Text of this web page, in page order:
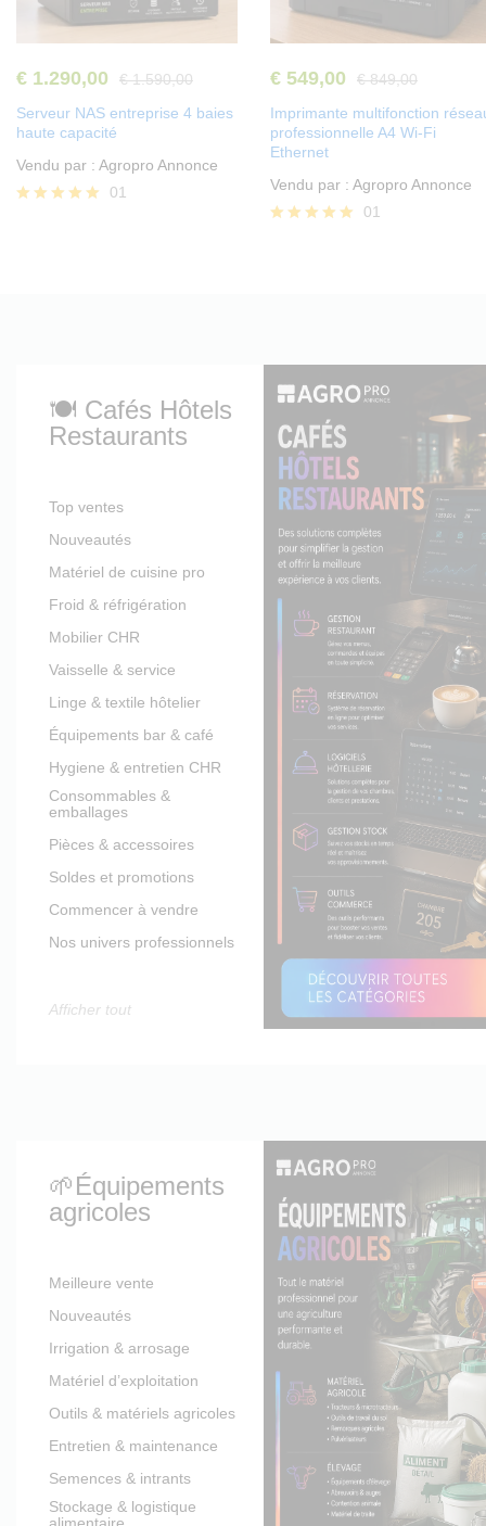
€ 1.290,00 €1.590,00
Serveur NAS entreprise 4 baies
haute capacité
Vendu par : Agropro Annonce
01
€ 549,00 €849,00
Imprimante multifonction
professionnelle A4 Wi-Fi
Ethernet
Vendu par : Agropro Annonce
01
🍽️ Cafés Hôtels
Restaurants
Top ventes
Nouveautés
Matériel de cuisine pro
Froid & réfrigération
Mobilier CHR
Vaisselle & service
Linge & textile hôtelier
Équipements bar & café
Hygiene & entretien CHR
Consommables &
emballages
Pièces & accessoires
Soldes et promotions
Commencer à vendre
Nos univers professionnels
Afficher tout
🌱Équipements
agricoles
Meilleure vente
Nouveautés
Irrigation & arrosage
Matériel d’exploitation
Outils & matériels agricoles
Entretien & maintenance
Semences & intrants
Stockage & logistique
alimentaire